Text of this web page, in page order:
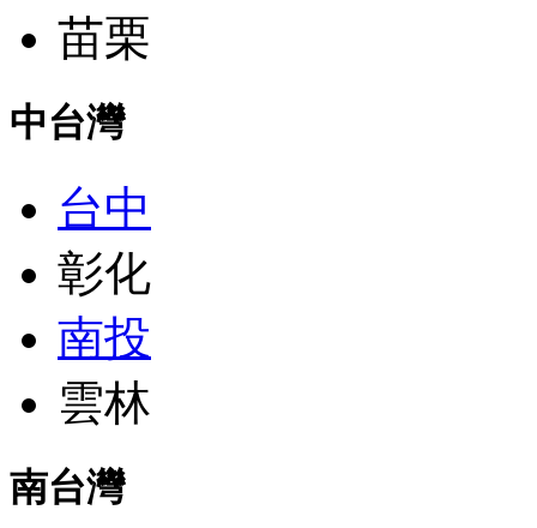
苗栗
中台灣
台中
彰化
南投
雲林
南台灣